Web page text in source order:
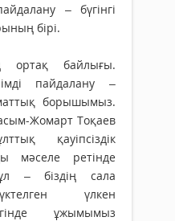
– бүгінгі
бірі.
байлығы.
пайдалану –
борышымыз.
Жомарт Тоқаев
қауіпсіздік
мәселе ретінде
– біздің сала
үлкен
ұжымымыз